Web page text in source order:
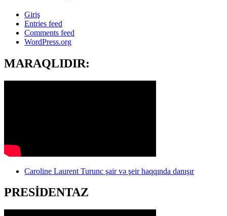
Giriş
Entries feed
Comments feed
WordPress.org
MARAQLIDIR:
Caroline Laurent Turunc şair və şeir haqqında danışır
PRESİDENTAZ